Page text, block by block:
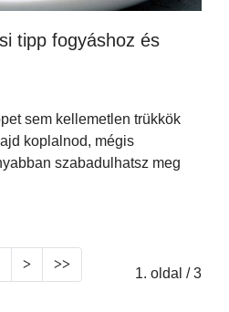
tipp fogyáshoz és
sem kellemetlen trükkök
koplalnod, mégis
szabadulhatsz meg
1. oldal / 3